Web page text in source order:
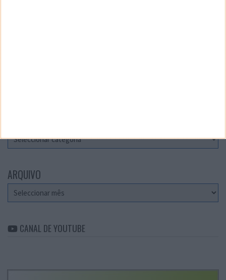
ARQUIVO
Arquivo
CANAL DE YOUTUBE